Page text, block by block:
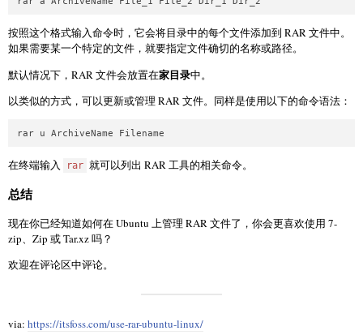
按照这个格式输入命令时，它会将目录中的每个文件添加到 RAR 文件中。
如果需要某一个特定的文件，就要指定文件确切的名称或路径。
默认情况下，RAR 文件会放置在家目录中。
以类似的方式，可以更新或管理 RAR 文件。同样是使用以下的命令语法：
rar u ArchiveName Filename
在终端输入 rar 就可以列出 RAR 工具的相关命令。
总结
现在你已经知道如何在 Ubuntu 上管理 RAR 文件了，你会更喜欢使用 7-
zip、Zip 或 Tar.xz 吗？
欢迎在评论区中评论。
via: https://itsfoss.com/use-rar-ubuntu-linux/